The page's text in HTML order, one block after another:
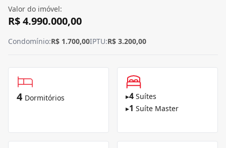
Valor do imóvel:
R$ 4.990.000,00
Condomínio:R$ 1.700,00IPTU:R$ 3.200,00
4 Dormitórios ▸4 Suítes
▸1 Suíte Master